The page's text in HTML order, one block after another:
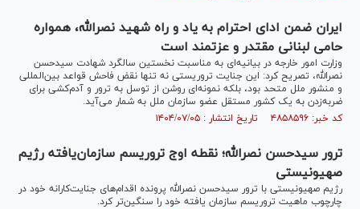
ایران ضمن ادای احترام به یاد و راه شهید نصرالله، همواره
حامی لبنانی مقتدر و عزتمند است
وزارت امور خارجه در بیانیه‌ای به مناسبت نخستین سالگرد شهادت سیدحسن
نصرالله، تصریح کرد: این جنایت تروریستی نه تنها نقض فاحش قواعد بین‌المللی
و منشور ملل متحد بود، بلکه نمونه‌ای روشن از توسل به ترور و آدم‌کشی برای
ضربه‌زدن به یک کشور مستقل عضو سازمان ملل به شمار می‌آید.
کد خبر: ۴۸۵۸۵۹۶ تاریخ انتشار : ۱۴۰۴/۰۷/۰۵
ترور سیدحسن نصرالله؛ نقطه اوج تروریسم سازمان‌یافته رژیم
صهیونیستی
رژیم صهیونیستی با ترور سیدحسن نصرالله پرونده اقدام‌های جنایت‌کارانه خود در
چارچوب ماهیت تروریسم سازمان یافته خود را سنگین‌تر کرد.